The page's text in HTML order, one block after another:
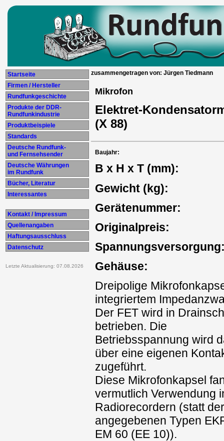
Startseite
Firmen / Hersteller
Rundfunkgeschichte
Produkte der DDR-
Rundfunkindustrie
Produktbeispiele
Standards
Deutsche Rundfunk-
und Fernsehsender
Deutsche Währungen
im Rundfunk
Bücher, Literatur
Interessantes
Kontakt / Impressum
Quellenangaben
Haftungsausschluss
Datenschutz
Letzte Aktualisierung: 07.08.2026
zusammengetragen von: Jürgen Tiedmann
Mikrofon
Elektret-
(X 88)
Baujahr:
B x H x T (mm):
Gewicht (kg):
Gerätenummer:
Originalpreis:
Gehäuse:
Dreipolige
integriertem
Der FET wird in
betrieben. Die
Betriebsspannung wird
über eine eigenen
zugeführt.
Diese Mikrofonkapsel
vermutlich Verwendung
Radiorecordern (statt
angegebenen Typen
EM 60 (EE 10)).